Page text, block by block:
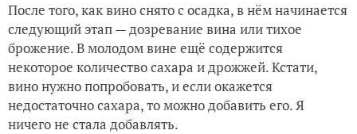
После того, как вино снято с осадка, в нём начинается
следующий этап — дозревание вина или тихое
брожение. В молодом вине ещё содержится
некоторое количество сахара и дрожжей. Кстати,
вино нужно попробовать, и если окажется
недостаточно сахара, то можно добавить его. Я
ничего не стала добавлять.